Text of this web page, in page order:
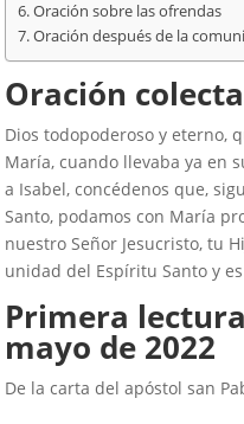
Oración sobre las ofrendas
Oración después de la
Oración colecta
Dios todopoderoso y eterno,
María, cuando llevaba ya en
a Isabel, concédenos que,
Santo, podamos con María
nuestro Señor Jesucristo, tu
unidad del Espíritu Santo y
Primera
mayo de 2022
De la carta del apóstol san